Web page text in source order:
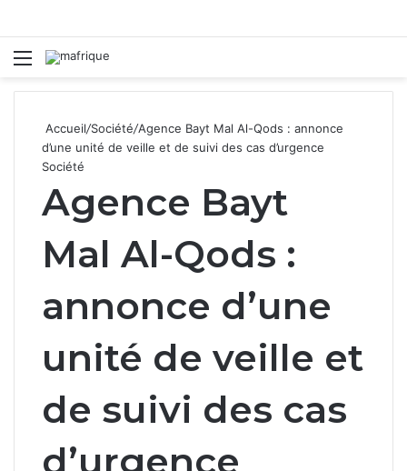
Menu
Accueil/Société/Agence Bayt Mal Al-Qods : annonce
d’une unité de veille et de suivi des cas d’urgence
Société
Agence Bayt
Mal Al-Qods :
annonce d’une
unité de veille et
de suivi des cas
d’urgence